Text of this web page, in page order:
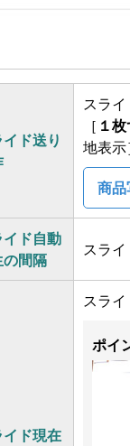
ド送り
スライ
［ １
地表示
商品
イド自動
の間隔
スライ
イド現在
スラ
ポイ